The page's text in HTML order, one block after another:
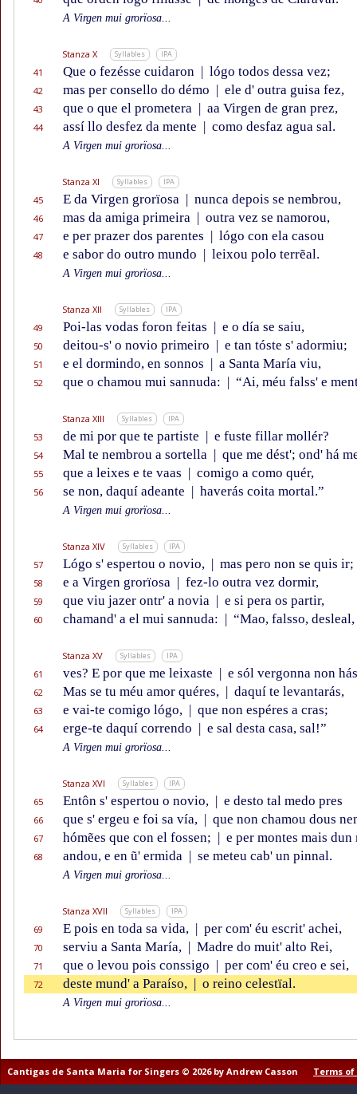
A Virgen mui grorïosa...
Stanza X Syllables IPA
41 Que o fezésse cuidaron | lógo todos dessa vez;
42 mas per consello do démo | ele d' outra guisa fez,
43 que o que el prometera | aa Virgen de gran prez,
44 assí llo desfez da mente | como desfaz agua sal.
A Virgen mui grorïosa...
Stanza XI Syllables IPA
45 E da Virgen grorïosa | nunca depois se nembrou,
46 mas da amiga primeira | outra vez se namorou,
47 e per prazer dos parentes | lógo con ela casou
48 e sabor do outro mundo | leixou polo terrẽal.
A Virgen mui grorïosa...
Stanza XII Syllables IPA
49 Poi-las vodas foron feitas | e o día se saiu,
50 deitou-s' o novio primeiro | e tan tóste s' adormiu;
51 e el dormindo, en sonnos | a Santa María viu,
52 que o chamou mui sannuda: | “Ai, méu falss' e
Stanza XIII Syllables IPA
53 de mi por que te partiste | e fuste fillar mollér?
54 Mal te nembrou a sortella | que me dést'; ond' há
55 que a leixes e te vaas | comigo a como quér,
56 se non, daquí adeante | haverás coita mortal.”
A Virgen mui grorïosa...
Stanza XIV Syllables IPA
57 Lógo s' espertou o novio, | mas pero non se quis ir;
58 e a Virgen grorïosa | fez-lo outra vez dormir,
59 que viu jazer ontr' a novia | e si pera os partir,
60 chamand' a el mui sannuda: | “Mao, falsso, desleal,
Stanza XV Syllables IPA
61 ves? E por que me leixaste | e sól vergonna non
62 Mas se tu méu amor quéres, | daquí te levantarás,
63 e vai-te comigo lógo, | que non espéres a cras;
64 erge-te daquí correndo | e sal desta casa, sal!”
A Virgen mui grorïosa...
Stanza XVI Syllables IPA
65 Entôn s' espertou o novio, | e desto tal medo pres
66 que s' ergeu e foi sa vía, | que non chamou dous
67 hómẽes que con el fossen; | e per montes mais dun
68 andou, e en ũ' ermida | se meteu cab' un pinnal.
A Virgen mui grorïosa...
Stanza XVII Syllables IPA
69 E pois en toda sa vida, | per com' éu escrit' achei,
70 serviu a Santa María, | Madre do muit' alto Rei,
71 que o levou pois conssigo | per com' éu creo e sei,
72 deste mund' a Paraíso, | o reino celestïal.
A Virgen mui grorïosa...
Cantigas de Santa Maria for Singers © 2026 by Andrew Casson Terms of